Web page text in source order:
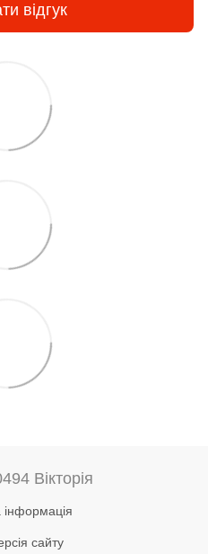
відгук
Вікторія
інформація
сайту